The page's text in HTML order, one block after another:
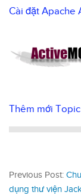
Cài đặt Apache
Thêm mới
Previous Post:
dụng thư viện